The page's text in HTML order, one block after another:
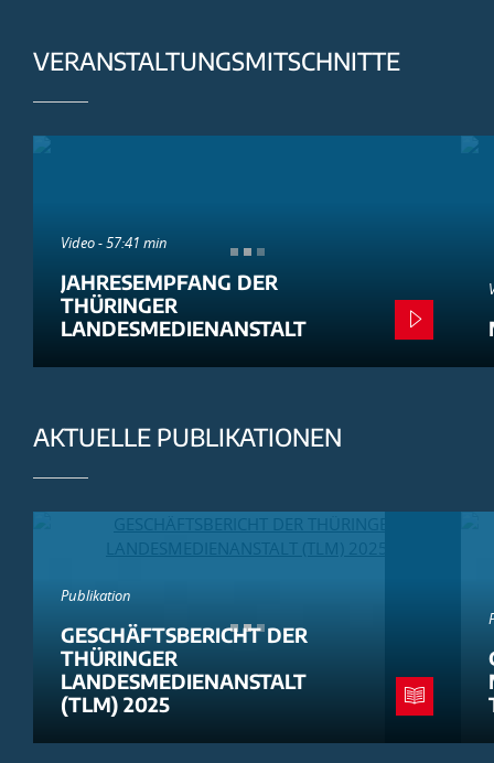
VERANSTALTUNGSMITSCHNITTE
Video - 57:41 min
JAHRESEMPFANG DER
THÜRINGER
LANDESMEDIENANSTALT
AKTUELLE PUBLIKATIONEN
Publikation
GESCHÄFTSBERICHT DER
THÜRINGER
LANDESMEDIENANSTALT
(TLM) 2025